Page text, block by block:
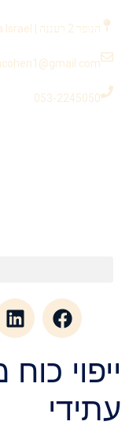
הנופר 2 רעננה | Ha'nofar 2 Ra'anana Israel
053-2245050
ייפוי
עתידי